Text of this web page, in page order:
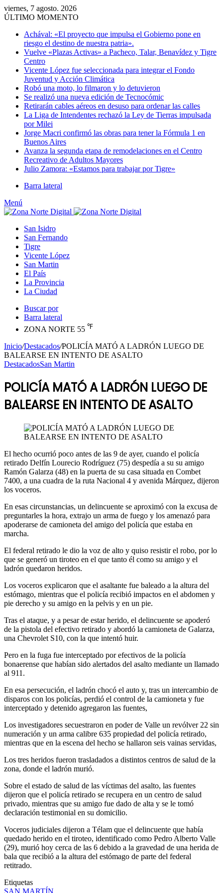
viernes, 7 agosto. 2026
ÚLTIMO MOMENTO
Achával: «El proyecto que impulsa el Gobierno pone en
riesgo el destino de nuestra patria».
Vuelve «Plazas Activas» a Pacheco, Talar, Benavídez y Tigre
Centro
Vicente López fue seleccionada para integrar el Fondo
Juventud y Acción Climática
Robó una moto, lo filmaron y lo detuvieron
Se realizó una nueva edición de Tecnocómic
Retirarán cables aéreos en desuso para ordenar las calles
La Liga de Intendentes rechazó la Ley de Tierras impulsada
por Milei
Jorge Macri confirmó las obras para tener la Fórmula 1 en
Buenos Aires
Avanza la segunda etapa de remodelaciones en el Centro
Recreativo de Adultos Mayores
Julio Zamora: «Estamos para trabajar por Tigre»
Barra lateral
Menú
San Isidro
San Fernando
Tigre
Vicente López
San Martin
El País
La Provincia
La Ciudad
Buscar por
Barra lateral
ZONA NORTE 55 ℉
Inicio/Destacados/POLICÍA MATÓ A LADRÓN LUEGO DE
BALEARSE EN INTENTO DE ASALTO
DestacadosSan Martin
POLICÍA MATÓ A LADRÓN LUEGO DE
BALEARSE EN INTENTO DE ASALTO
El hecho ocurrió poco antes de las 9 de ayer, cuando el policía
retirado Delfín Lourecio Rodríguez (75) despedía a su su amigo
Ramón Galarza (48) en la puerta de su casa situada en Combet
7400, a una cuadra de la ruta Nacional 4 y avenida Márquez, dijeron
los voceros.
En esas circunstancias, un delincuente se aproximó con la excusa de
preguntarles la hora, extrajo un arma de fuego y los amenazó para
apoderarse de camioneta del amigo del policía que estaba en
marcha.
El federal retirado le dio la voz de alto y quiso resistir el robo, por lo
que se generó un tiroteo en el que tanto él como su amigo y el
ladrón quedaron heridos.
Los voceros explicaron que el asaltante fue baleado a la altura del
estómago, mientras que el policía recibió impactos en el abdomen y
pie derecho y su amigo en la pelvis y en un pie.
Tras el ataque, y a pesar de estar herido, el delincuente se apoderó
de la pistola del efectivo retirado y abordó la camioneta de Galarza,
una Chevrolet S10, con la que intentó huir.
Pero en la fuga fue interceptado por efectivos de la policía
bonaerense que habían sido alertados del asalto mediante un llamado
al 911.
En esa persecución, el ladrón chocó el auto y, tras un intercambio de
disparos con los policías, perdió el control de la camioneta y fue
interceptado y detenido agregaron las fuentes,
Los investigadores secuestraron en poder de Valle un revólver 22 sin
numeración y un arma calibre 635 propiedad del policía retirado,
mientras que en la escena del hecho se hallaron seis vainas servidas,
Los tres heridos fueron trasladados a distintos centros de salud de la
zona, donde el ladrón murió.
Sobre el estado de salud de las víctimas del asalto, las fuentes
dijeron que el policía retirado se recupera en un centro de salud
privado, mientras que su amigo fue dado de alta y se le tomó
declaración testimonial en su domicilio.
Voceros judiciales dijeron a Télam que el delincuente que había
quedado herido en el tiroteo, identificado como Pedro Alberto Valle
(29), murió hoy cerca de las 6 debido a la gravedad de una herida de
bala que recibió a la altura del estómago de parte del federal
retitrado.
Etiquetas